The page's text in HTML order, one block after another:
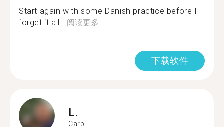
Start again with some Danish practice before I
forget it all...阅读更多
下载软件
L.
Carpi